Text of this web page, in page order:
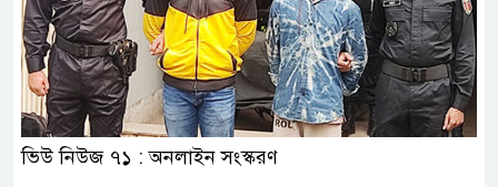
ভিউ নিউজ ৭১ : অনলাইন সংস্করণ